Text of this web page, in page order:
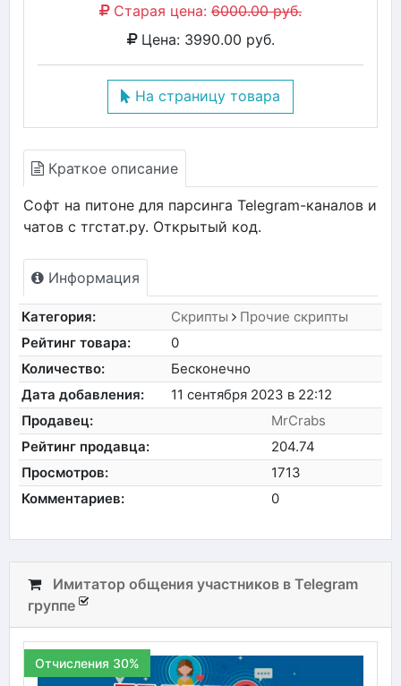
Старая цена: 6000.00 руб.
Цена: 3990.00 руб.
На страницу товара
Краткое описание
Софт на питоне для парсинга Telegram-каналов и
чатов с тгстат.ру. Открытый код.
Информация
Категория: Скрипты
Прочие скрипты
Рейтинг товара:
0
Количество:
Бесконечно
Дата добавления:
11 сентября 2023 в 22:12
Продавец:
MrCrabs
Рейтинг продавца:
204.74
Просмотров:
1713
Комментариев:
0
Имитатор общения участников в Telegram
группе
Отчисления 30%